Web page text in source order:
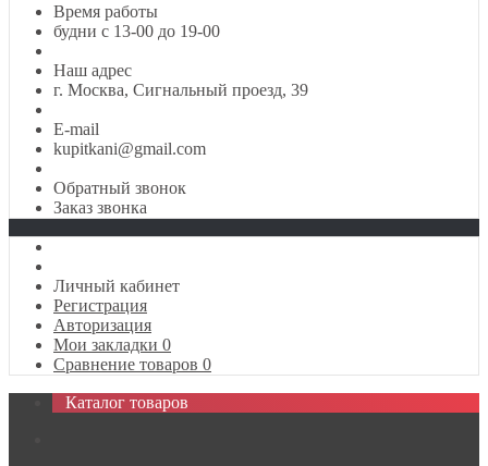
Время работы
будни с 13-00 до 19-00
Наш адрес
г. Москва, Сигнальный проезд, 39
E-mail
kupitkani@gmail.com
Обратный звонок
Заказ звонка
Личный кабинет
Регистрация
Авторизация
Мои закладки 0
Сравнение товаров 0
Каталог товаров